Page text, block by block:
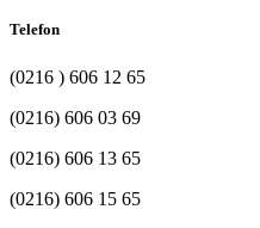
Telefon
(0216 ) 606 12 65
(0216) 606 03 69
(0216) 606 13 65
(0216) 606 15 65